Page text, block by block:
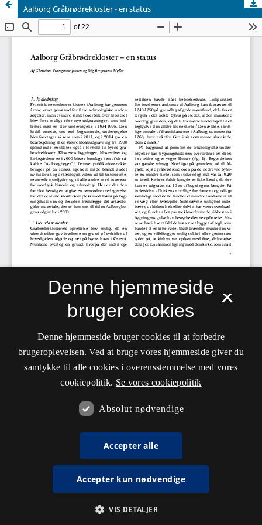
Aalborg Gråbrødrekloster - en status
×
Denne hjemmeside
bruger cookies
Denne hjemmeside bruger cookies til at forbedre
brugeroplevelsen. Ved at bruge vores hjemmeside giver du
samtykke til alle cookies i overensstemmelse med vores
cookiepolitik. Se vores cookiepolitik
Absolut nødvendige
Accepter alle
Accepter kun nødvendige
VIS DETALJER